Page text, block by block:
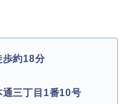
歩約18分
三丁目1番10号